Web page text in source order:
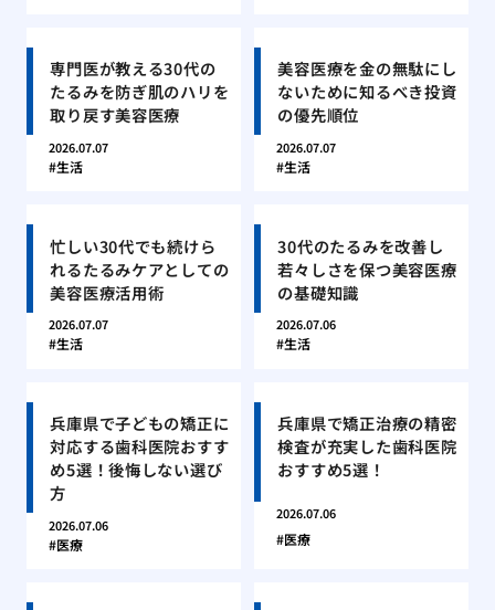
専門医が教える30代の
たるみを防ぎ肌のハリを
取り戻す美容医療
2026.07.07
生活
美容医療を金の無駄にし
ないために知るべき投資
の優先順位
2026.07.07
生活
忙しい30代でも続けら
れるたるみケアとしての
美容医療活用術
2026.07.07
生活
30代のたるみを改善し
若々しさを保つ美容医療
の基礎知識
2026.07.06
生活
兵庫県で子どもの矯正に
対応する歯科医院おすす
め5選！後悔しない選び
方
2026.07.06
医療
兵庫県で矯正治療の精密
検査が充実した歯科医院
おすすめ5選！
2026.07.06
医療